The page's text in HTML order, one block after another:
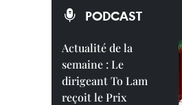
PODCAST
Actualité de la
semaine : Le
dirigeant To Lam
reçoit le Prix